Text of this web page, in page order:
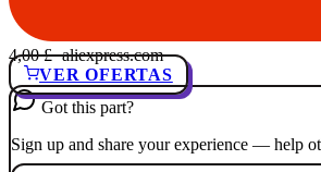
4,00 £· aliexpress.com
VER OFERTAS
Got this part?
Sign up and share your experience — help